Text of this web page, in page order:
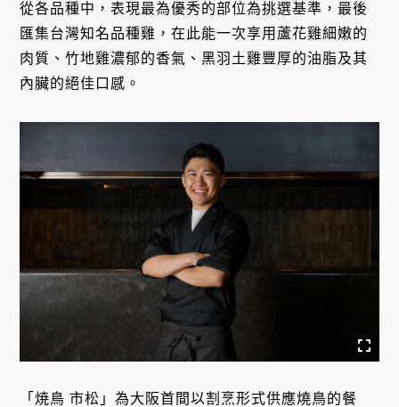
從各品種中，表現最為優秀的部位為挑選基準，最後
匯集台灣知名品種雞，在此能一次享用蘆花雞細嫩的
肉質、竹地雞濃郁的香氣、黑羽土雞豐厚的油脂及其
內臟的絕佳口感。
「焼鳥 市松」為大阪首間以割烹形式供應燒鳥的餐